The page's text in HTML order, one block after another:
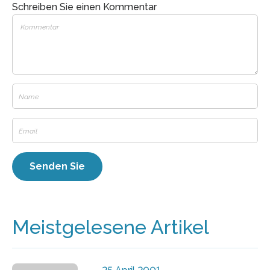
Schreiben Sie einen Kommentar
Meistgelesene Artikel